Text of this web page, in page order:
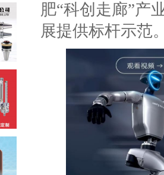
肥“科创走廊”产
展提供标杆示范